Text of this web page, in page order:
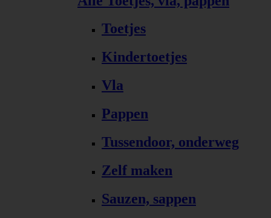
Toetjes
Kindertoetjes
Vla
Pappen
Tussendoor, onderweg
Zelf maken
Sauzen, sappen